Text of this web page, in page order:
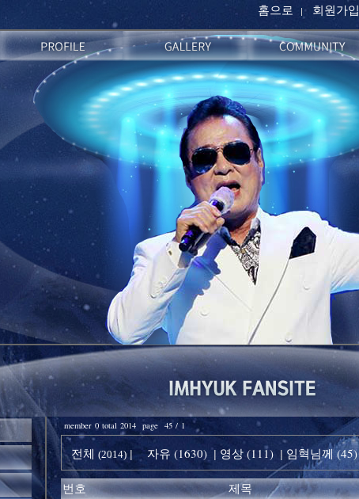
홈으로 회원가입
member 0 total 2014 page 45 / 1
전체 (2014)| 자유 (1630) | 영상 (111) | 임혁님께 (45)
번호 제목